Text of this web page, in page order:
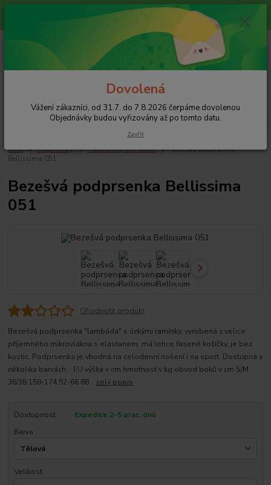
Vážení zákazníci, od 31.7. do 7.8.2026 čerpáme dovolenou
Objednávky budou vyřizovány až po tomto datu.
+420 608 754 282
pište email, pokud nezvedám tel.
Úvod Podprsenky Podprsenky bez kostic
Bezešvá podprsenka
Bellissima 051
Bezešvá podprsenka Bellissima
051
Ohodnotit produkt
Bezešvá podprsenka "lambáda" s úzkými ramínky, vyrobená z velice
příjemného mikrovlákna s elastanem, má lehce řasené košíčky, je bez
kostic. Podprsenka je vhodná na celodenní nošení i na sport. Dostupná v
několika barvách. EU výška v cm hmotnost v kg obvod boků v cm S/M
36/38 158-174 52-66 88... celý popis
Dostupnost
Expedice 2-5 prac. dnů
Barva
Velikost
Dovolená
Vážení zákazníci, od 31.7. do 7.8.2026 čerpáme dovolenou
Objednávky budou vyřizovány až po tomto datu.
Zavřít